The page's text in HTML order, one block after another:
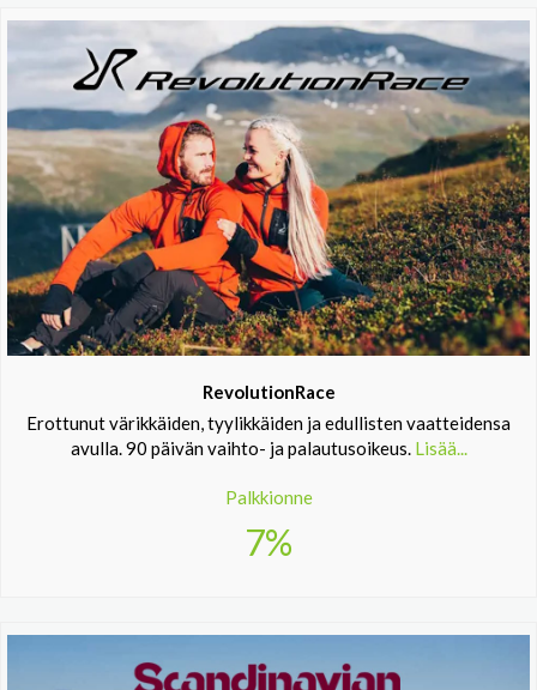
RevolutionRace
Erottunut värikkäiden, tyylikkäiden ja edullisten vaatteidensa
avulla. 90 päivän vaihto- ja palautusoikeus. Lisää...
Palkkionne
7%